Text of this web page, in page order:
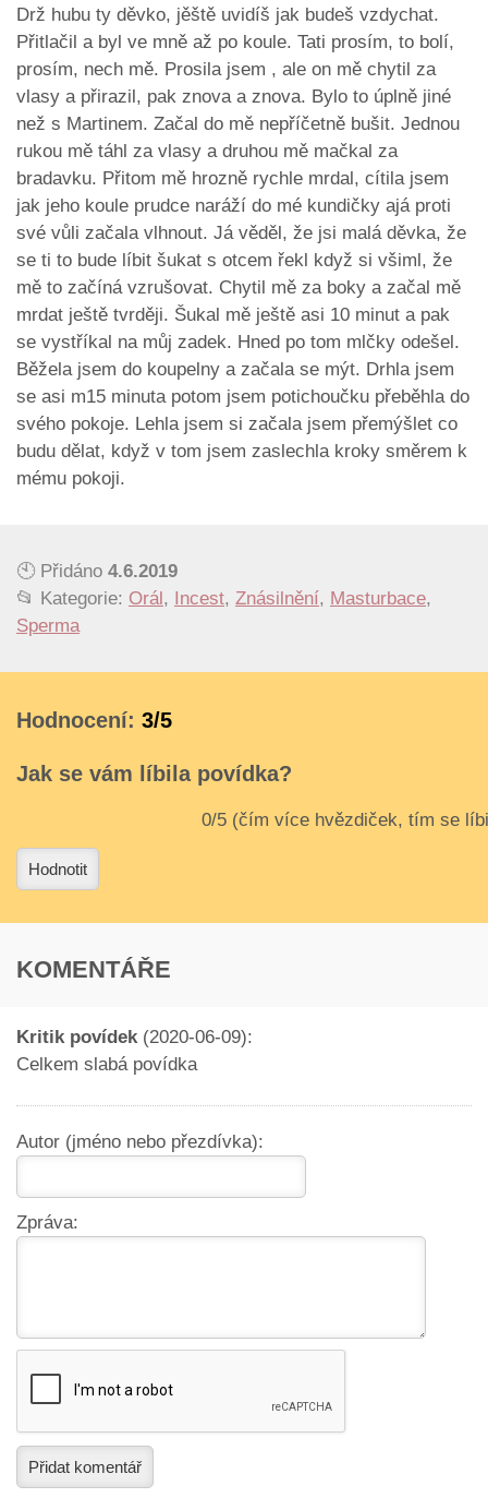
Drž hubu ty děvko, jěště uvidíš jak budeš vzdychat.
Přitlačil a byl ve mně až po koule. Tati prosím, to bolí,
prosím, nech mě. Prosila jsem , ale on mě chytil za
vlasy a přirazil, pak znova a znova. Bylo to úplně jiné
než s Martinem. Začal do mě nepříčetně bušit. Jednou
rukou mě táhl za vlasy a druhou mě mačkal za
bradavku. Přitom mě hrozně rychle mrdal, cítila jsem
jak jeho koule prudce naráží do mé kundičky ajá proti
své vůli začala vlhnout. Já věděl, že jsi malá děvka, že
se ti to bude líbit šukat s otcem řekl když si všiml, že
mě to začíná vzrušovat. Chytil mě za boky a začal mě
mrdat ještě tvrději. Šukal mě ještě asi 10 minut a pak
se vystříkal na můj zadek. Hned po tom mlčky odešel.
Běžela jsem do koupelny a začala se mýt. Drhla jsem
se asi m15 minuta potom jsem potichoučku přeběhla do
svého pokoje. Lehla jsem si začala jsem přemýšlet co
budu dělat, když v tom jsem zaslechla kroky směrem k
mému pokoji.
🕙 Přidáno 4.6.2019
📂 Kategorie: Orál , Incest, Znásilnění, Masturbace,
Sperma
Hodnocení: 3/5
Jak se vám líbila povídka?
Hodnotit
KOMENTÁŘE
Kritik povídek(2020-06-09):
Celkem slabá povídka
Autor (jméno nebo přezdívka):
Zpráva:
Přidat komentář